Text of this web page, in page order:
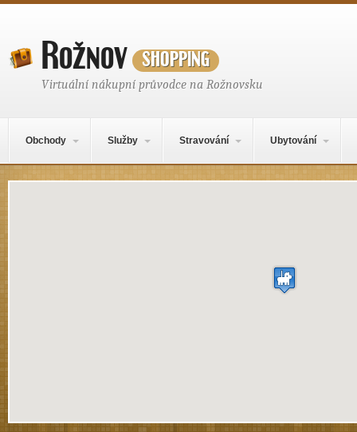
Rožnovshopping
Virtuální nákupní průvodce na Rožnovsku
Obchody Služby Stravování Ubytování
Mapa obsahu